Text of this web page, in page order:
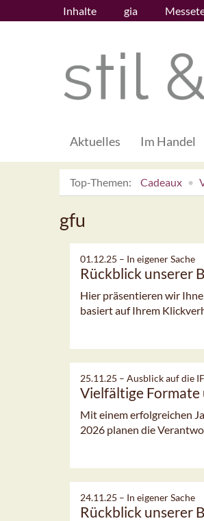
Inhalte gia
Aktuelles Im Handel
Top-Themen: Cadeaux
gfu
01.12.25 – In eigener Sache
Rückblick unserer
Hier präsentieren wir
basiert auf Ihrem
25.11.25 – Ausblick auf die
Vielfältige
Mit einem erfolgreichen
2026 planen die
24.11.25 – In eigener Sache
Rückblick unserer